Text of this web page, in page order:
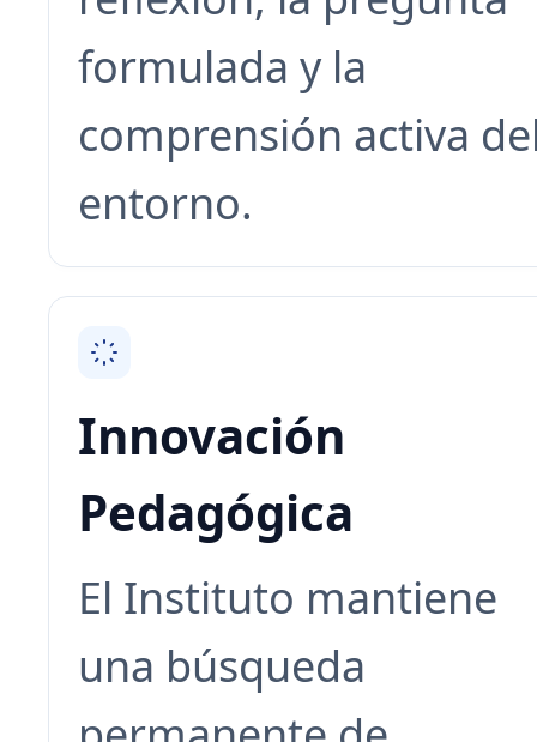
formulada y la
comprensión activa
entorno.
Innovación
Pedagógica
El Instituto mantiene
una búsqueda